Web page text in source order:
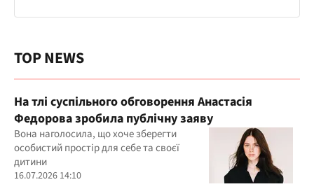
TOP NEWS
На тлі суспільного обговорення Анастасія
Федорова зробила публічну заяву
Вона наголосила, що хоче зберегти
особистий простір для себе та своєї
дитини
16.07.2026 14:10